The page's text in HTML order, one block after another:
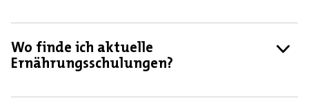
Wo finde ich aktuelle
Ernährungsschulungen?